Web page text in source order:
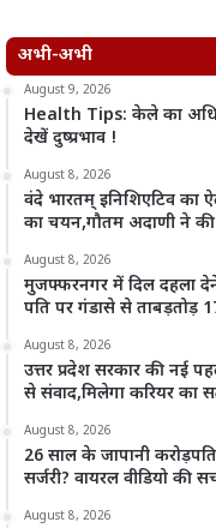
अभी-अभी
August 9, 2026
Health Tips: केले का
देखें दुष्प्रभाव !
August 8, 2026
वंदे भारतम् इनिशिएटिव का
का चयन,गौतम अदाणी ने
August 8, 2026
मुजफ्फरनगर में दिल दहला
पति पर गंडासे से ताबड़तोड़
August 8, 2026
उत्तर प्रदेश सरकार की नई
से संवाद,मिलेगा करियर का
August 8, 2026
26 साल के जापानी
सर्जरी? वायरल वीडियो की
August 8, 2026